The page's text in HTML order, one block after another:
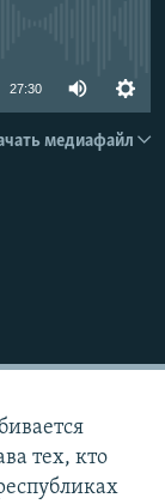
27:30
медиафайл
тех, кто